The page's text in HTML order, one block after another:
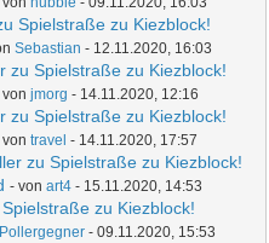
Spielstraße zu Kiezblock!
Sebastian - 12.11.2020, 16:03
zu Spielstraße zu Kiezblock!
vonjmorg - 14.11.2020, 12:16
zu Spielstraße zu Kiezblock!
vontravel - 14.11.2020, 17:57
zu Spielstraße zu Kiezblock!
- vonart4 - 15.11.2020, 14:53
zu Kiezblock!
Pollergegner - 09.11.2020, 15:53